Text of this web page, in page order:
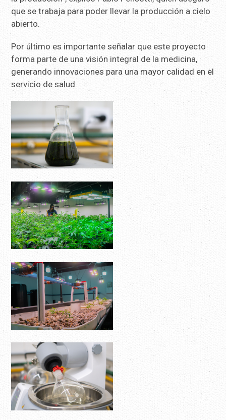
que se trabaja para poder llevar la producción a cielo
abierto.
Por último es importante señalar que este proyecto
forma parte de una visión integral de la medicina,
generando innovaciones para una mayor calidad en el
servicio de salud.